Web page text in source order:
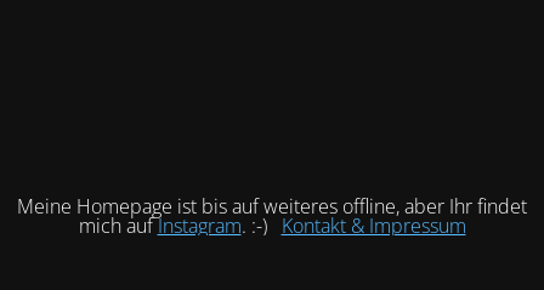
Meine Homepage ist bis auf weiteres offline, aber Ihr findet
mich aufInstagram. :-) Kontakt & Impressum